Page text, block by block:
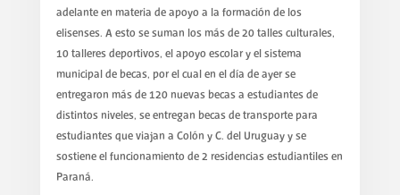
adelante en materia de apoyo a la formación de los
elisenses. A esto se suman los más de 20 talles culturales,
10 talleres deportivos, el apoyo escolar y el sistema
municipal de becas, por el cual en el día de ayer se
entregaron más de 120 nuevas becas a estudiantes de
distintos niveles, se entregan becas de transporte para
estudiantes que viajan a Colón y C. del Uruguay y se
sostiene el funcionamiento de 2 residencias estudiantiles en
Paraná.